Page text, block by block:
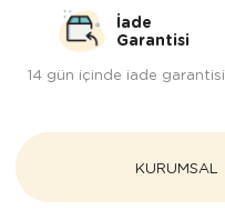
İade
Garantisi
14 gün içinde iade garantisi
KURUMSAL